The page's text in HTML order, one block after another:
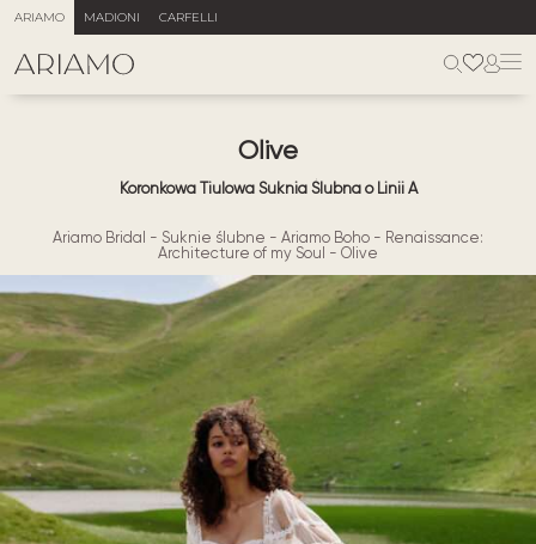
ARIAMO MADIONI CARFELLI
Olive
Koronkowa Tiulowa Suknia Ślubna o Linii A
Ariamo Bridal - Suknie ślubne - Ariamo Boho - Renaissance:
Architecture of my Soul - Olive